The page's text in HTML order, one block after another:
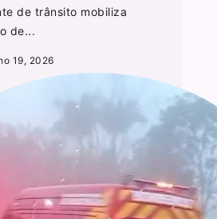
de trânsito mobiliza
de...
19, 2026